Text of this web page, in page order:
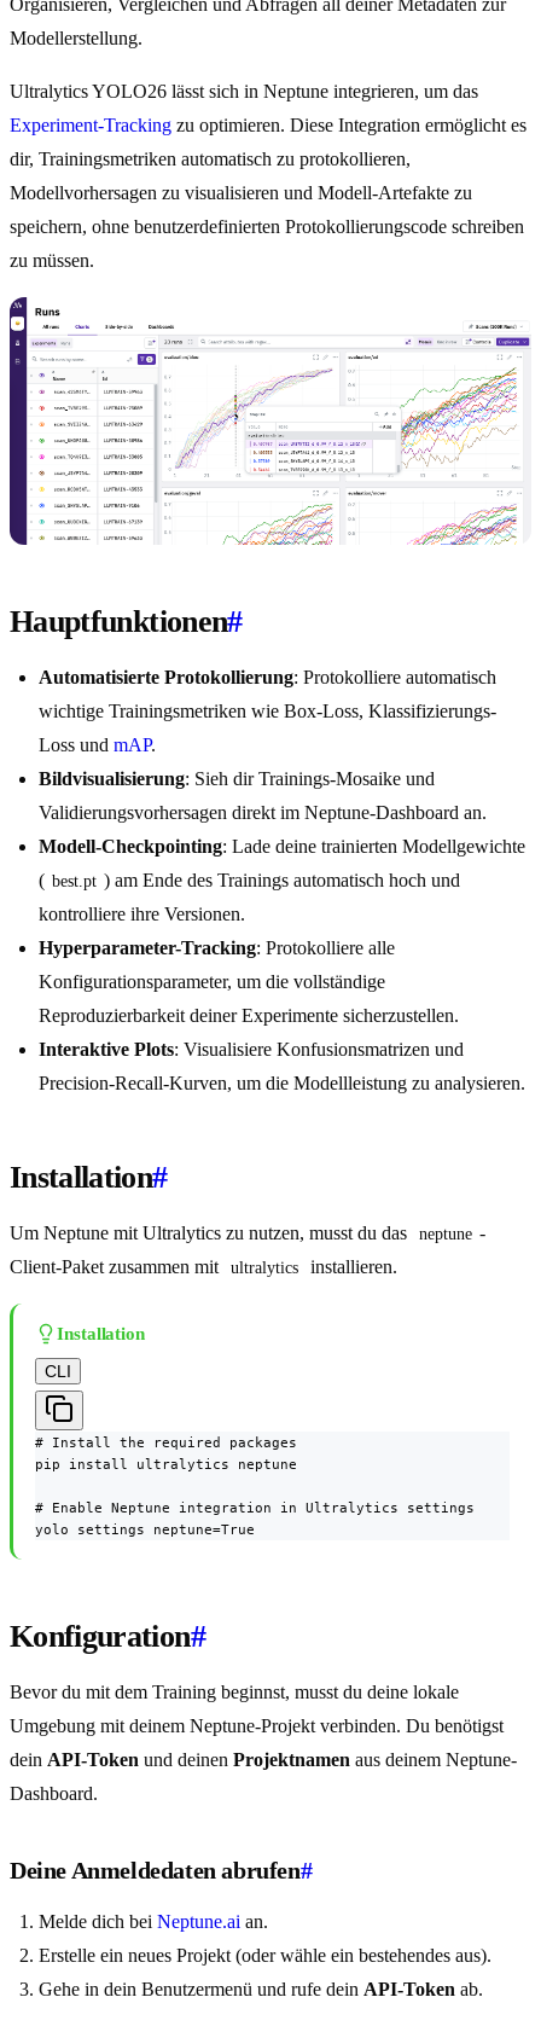
Organisieren, Vergleichen und Abfragen all deiner Metadaten zur
Modellerstellung.
Ultralytics YOLO26 lässt sich in Neptune integrieren, um das
Experiment-Tracking zu optimieren. Diese Integration ermöglicht es
dir, Trainingsmetriken automatisch zu protokollieren,
Modellvorhersagen zu visualisieren und Modell-Artefakte zu
speichern, ohne benutzerdefinierten Protokollierungscode schreiben
zu müssen.
Hauptfunktionen#
Automatisierte Protokollierung: Protokolliere automatisch
wichtige Trainingsmetriken wie Box-Loss, Klassifizierungs-
Loss und mAP.
Bildvisualisierung: Sieh dir Trainings-Mosaike und
Validierungsvorhersagen direkt im Neptune-Dashboard an.
Modell-Checkpointing: Lade deine trainierten Modellgewichte
( best.pt ) am Ende des Trainings automatisch hoch und
kontrolliere ihre Versionen.
Hyperparameter-Tracking: Protokolliere alle
Konfigurationsparameter, um die vollständige
Reproduzierbarkeit deiner Experimente sicherzustellen.
Interaktive Plots: Visualisiere Konfusionsmatrizen und
Precision-Recall-Kurven, um die Modellleistung zu analysieren.
Installation#
Um Neptune mit Ultralytics zu nutzen, musst du das neptune -
Client-Paket zusammen mit
ultralytics installieren.
Installation
CLI
# Install the required packages
pip install ultralytics neptune
# Enable Neptune integration in Ultralytics settings
yolo settings neptune=True
Konfiguration#
Bevor du mit dem Training beginnst, musst du deine lokale
Umgebung mit deinem Neptune-Projekt verbinden. Du benötigst
dein API-Token und deinen Projektnamen aus deinem Neptune-
Dashboard.
Deine Anmeldedaten abrufen#
Melde dich bei Neptune.ai an.
Erstelle ein neues Projekt (oder wähle ein bestehendes aus).
Gehe in dein Benutzermenü und rufe dein API-Token ab.